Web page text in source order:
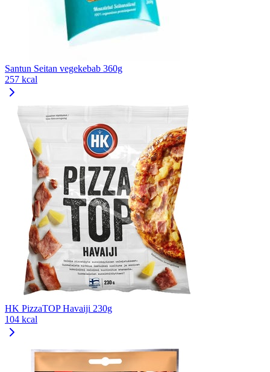
Santun Seitan vegekebab 360g
257 kcal
HK PizzaTOP Havaiji 230g
104 kcal